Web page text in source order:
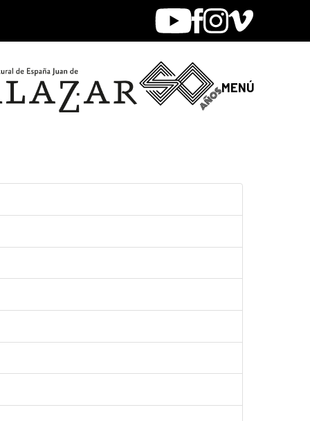
YoutubeFacebook
Instagram
Vimeo
MENÚ